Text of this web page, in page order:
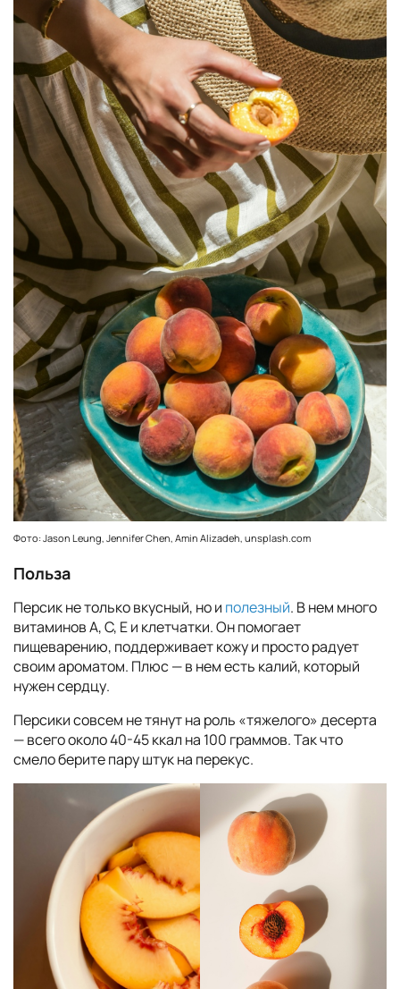
Фото: Jason Leung, Jennifer Chen, Amin Alizadeh, unsplash.com
Польза
Персик не только вкусный, но и полезный. В нем много
витаминов A, C, E и клетчатки. Он помогает
пищеварению, поддерживает кожу и просто радует
своим ароматом. Плюс — в нем есть калий, который
нужен сердцу.
Персики совсем не тянут на роль «тяжелого» десерта
— всего около 40-45 ккал на 100 граммов. Так что
смело берите пару штук на перекус.